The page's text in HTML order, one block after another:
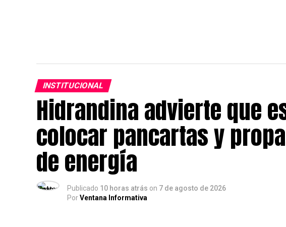
INSTITUCIONAL
Hidrandina advierte que
colocar pancartas y
de energía
Publicado 10 horas atrás on 7 de agosto de 2026
PorVentana Informativa